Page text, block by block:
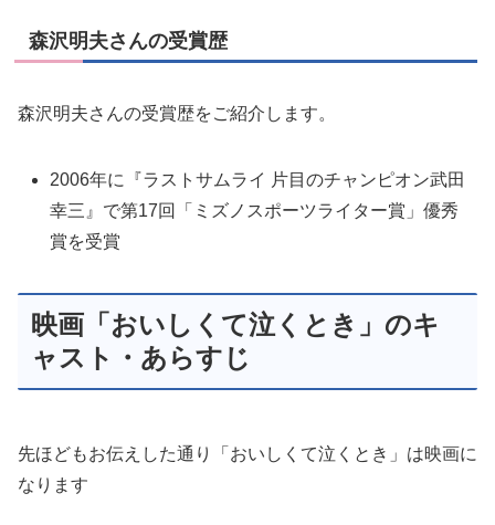
森沢明夫さんの受賞歴
森沢明夫さんの受賞歴をご紹介します。
2006年に『ラストサムライ 片目のチャンピオン武田
幸三』で第17回「ミズノスポーツライター賞」優秀
賞を受賞
映画「おいしくて泣くとき」のキ
ャスト・あらすじ
先ほどもお伝えした通り「おいしくて泣くとき」は映画に
なります